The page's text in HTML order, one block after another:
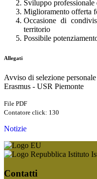
Sviluppo professionale
Miglioramento offerta
Occasione di
territorio
Possibile
Allegati
Avviso di selezione
Erasmus - USR Piemonte
File PDF
Contatore click: 130
Notizie
Istituto
Contatti